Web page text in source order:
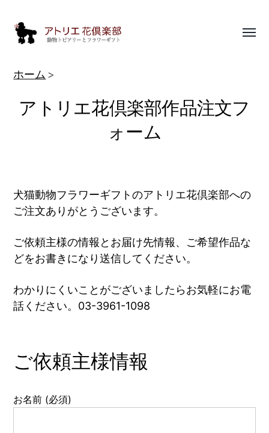
動
ト
ー
作
集
|
ア
ト
花
楽
ホーム
アトリエ花倶楽部作品注文フ
ォーム
犬猫動物フラワーギフトのアトリエ花倶楽部への
ご注文ありがとうございます。
ご依頼主様の情報とお届け先情報、ご希望作品な
どをお書きになり送信してください。
わかりにくいことがございましたらお気軽にお電
話ください。03-3961-1098
ご依頼主様情報
お名前 (必須)